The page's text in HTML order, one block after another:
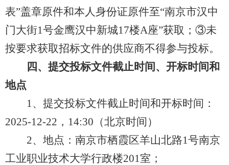
表”盖章原件和本人身份证原件至“南京市汉中
门大街1号金鹰汉中新城17楼A座”获取；③未
按要求获取招标文件的供应商不得参与投标。
四、提交投标文件截止时间、开标时间和
地点
1、提交投标文件截止时间和开标时间：
2025-12-22，14:30（北京时间）
2、地点：南京市栖霞区羊山北路1号南京
工业职业技术大学行政楼201室；